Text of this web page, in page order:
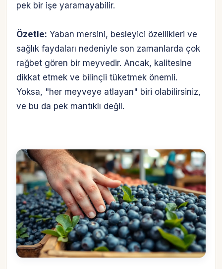
pek bir işe yaramayabilir.
Özetle: Yaban mersini, besleyici özellikleri ve
sağlık faydaları nedeniyle son zamanlarda çok
rağbet gören bir meyvedir. Ancak, kalitesine
dikkat etmek ve bilinçli tüketmek önemli.
Yoksa, "her meyveye atlayan" biri olabilirsiniz,
ve bu da pek mantıklı değil.